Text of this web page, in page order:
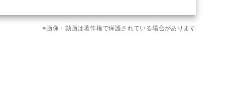
※画像・動画は著作権で保護されている場合があります